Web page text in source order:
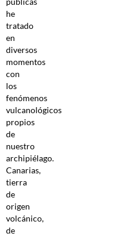
he
tratado
en
diversos
momentos
con
los
fenómenos
vulcanológicos
propios
de
nuestro
archipiélago.
Canarias,
tierra
de
origen
volcánico,
de